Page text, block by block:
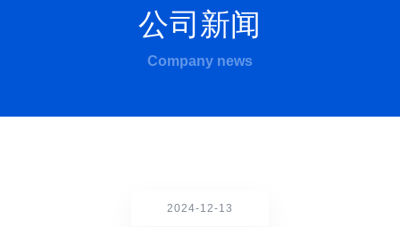
公司新闻
Company news
2024-12-13